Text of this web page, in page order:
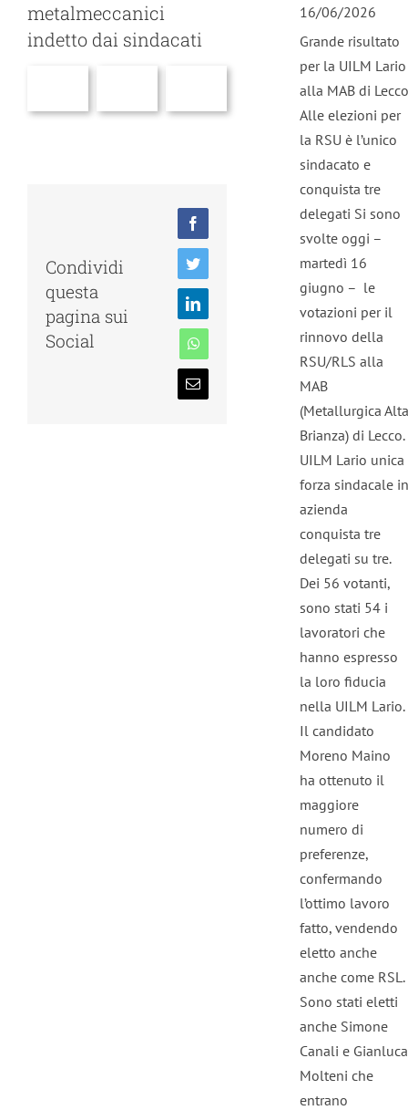
metalmeccanici
indetto dai sindacati
Condividi
questa
pagina sui
Social
Facebook
Twitter
LinkedIn
WhatsApp
Email
unica
forza
sindacale.
Eletti tre
RSU
16/06/2026
Grande risultato
per la UILM Lario
alla MAB di Lecco
Alle elezioni per
la RSU è l’unico
sindacato e
conquista tre
delegati Si sono
svolte oggi –
martedì 16
giugno – le
votazioni per il
rinnovo della
RSU/RLS alla
MAB
(Metallurgica Alta
Brianza) di Lecco.
UILM Lario unica
forza sindacale in
azienda
conquista tre
delegati su tre.
Dei 56 votanti,
sono stati 54 i
lavoratori che
hanno espresso
la loro fiducia
nella UILM Lario.
Il candidato
Moreno Maino
ha ottenuto il
maggiore
numero di
preferenze,
confermando
l’ottimo lavoro
fatto, vendendo
eletto anche
anche come RSL.
Sono stati eletti
anche Simone
Canali e Gianluca
Molteni che
entrano